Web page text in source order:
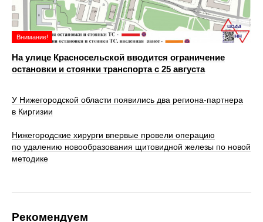
Внимание!
На улице Красносельской вводится ограничение
остановки и стоянки транспорта с 25 августа
У Нижегородской области появились два региона-партнера
в Киргизии
Нижегородские хирурги впервые провели операцию
по удалению новообразования щитовидной железы по новой
методике
Рекомендуем